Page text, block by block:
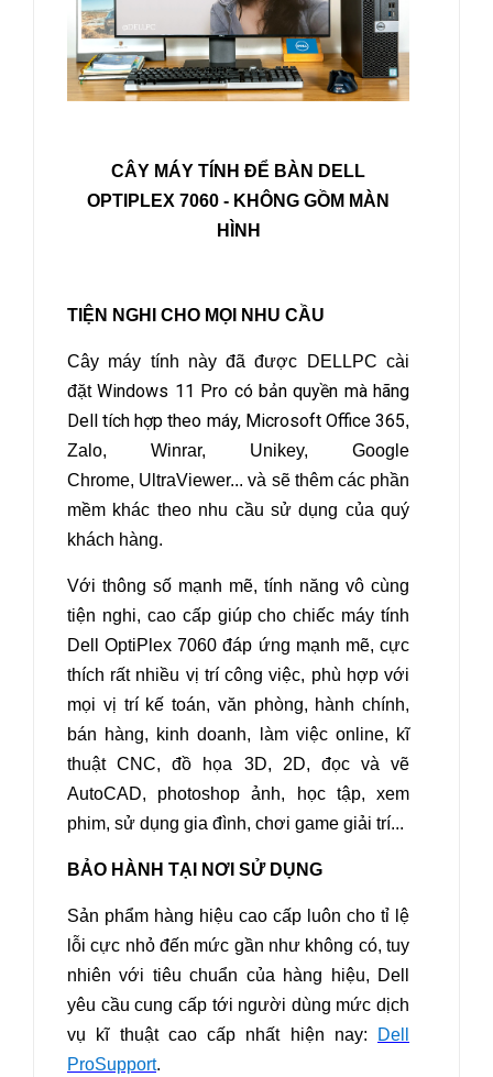
CÂY MÁY TÍNH ĐỂ BÀN DELL
OPTIPLEX 7060 - KHÔNG GỒM MÀN
HÌNH
TIỆN NGHI CHO MỌI NHU CẦU
Cây máy tính này đã được DELLPC cài
đặtWindows 11 Pro có bản quyền mà hãng
Dell tích hợp theo máy, Microsoft Office 365,
Zalo, Winrar, Unikey, Google
Chrome, UltraViewer... và sẽ thêm các phần
mềm khác theo nhu cầu sử dụng của quý
khách hàng.
Với thông số mạnh mẽ, tính năng vô cùng
tiện nghi, cao cấp giúp cho chiếc máy tính
Dell OptiPlex 7060 đáp ứng mạnh mẽ, cực
thích rất nhiều vị trí công việc, phù hợp với
mọi vị trí kế toán, văn phòng, hành chính,
bán hàng, kinh doanh, làm việc online, kĩ
thuật CNC, đồ họa 3D, 2D, đọc và vẽ
AutoCAD, photoshop ảnh, học tập, xem
phim, sử dụng gia đình, chơi game giải trí...
BẢO HÀNH TẠI NƠI SỬ DỤNG
Sản phẩm hàng hiệu cao cấp luôn cho tỉ lệ
lỗi cực nhỏ đến mức gần như không có, tuy
nhiên với tiêu chuẩn của hàng hiệu, Dell
yêu cầu cung cấp tới người dùng mức dịch
vụ kĩ thuật cao cấp nhất hiện nay:
Dell
ProSupport.